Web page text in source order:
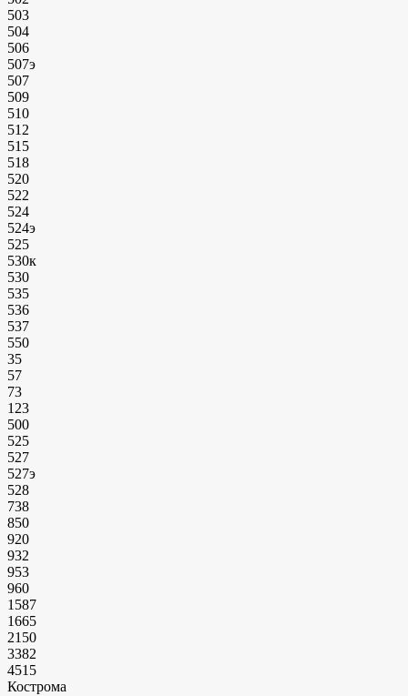
503
504
506
507э
507
509
510
512
515
518
520
522
524
524э
525
530к
530
535
536
537
550
35
57
73
123
500
525
527
527э
528
738
850
920
932
953
960
1587
1665
2150
3382
4515
Кострома